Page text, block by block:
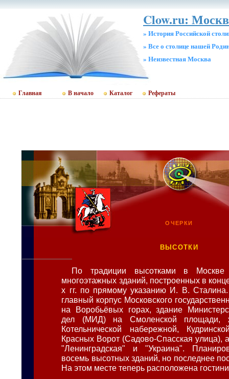
Clow.ru:
» История Российской
» Все о столице нашей
» Неизвестная Москва
Главная В начало Каталог Рефераты
ОЧЕРКИ
высотки
По традиции высотками в Москве
многоэтажных зданий, построенных в
х гг. по прямому указанию И. В.
главный корпус Московского
на Воробьёвых горах, здание
дел (МИД) на Смоленской площади,
Котельнической набережной,
Красных Ворот (Садово-Спасская улица),
"Ленинградская" и "Украина".
восемь высотных зданий, но последнее
На этом месте теперь расположена